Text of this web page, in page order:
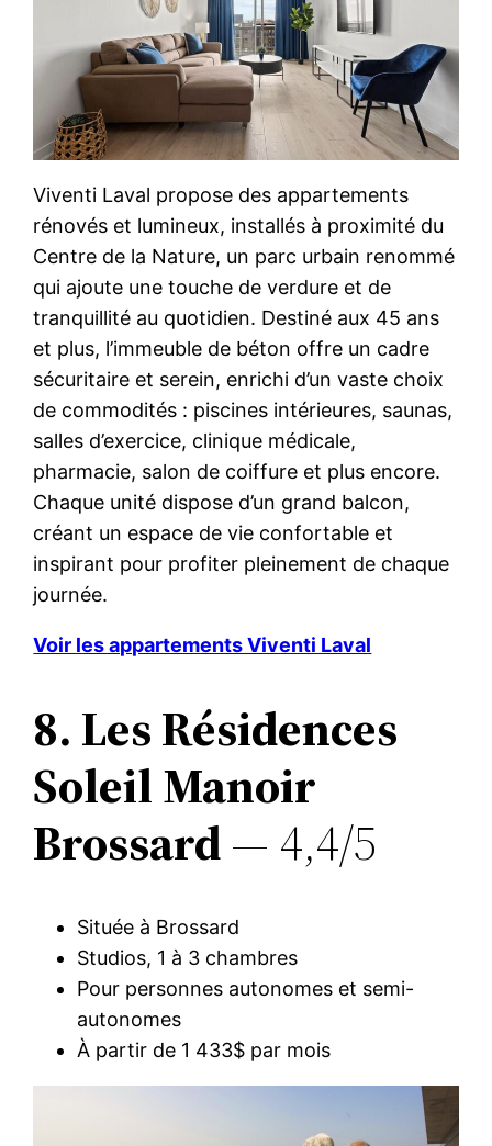
Viventi Laval propose des appartements
rénovés et lumineux, installés à proximité du
Centre de la Nature, un parc urbain renommé
qui ajoute une touche de verdure et de
tranquillité au quotidien. Destiné aux 45 ans
et plus, l’immeuble de béton offre un cadre
sécuritaire et serein, enrichi d’un vaste choix
de commodités : piscines intérieures, saunas,
salles d’exercice, clinique médicale,
pharmacie, salon de coiffure et plus encore.
Chaque unité dispose d’un grand balcon,
créant un espace de vie confortable et
inspirant pour profiter pleinement de chaque
journée.
Voir les appartements Viventi Laval
8. Les Résidences
Soleil Manoir
Brossard— 4,4/5
Située à Brossard
Studios, 1 à 3 chambres
Pour personnes autonomes et semi-
autonomes
À partir de 1 433$ par mois